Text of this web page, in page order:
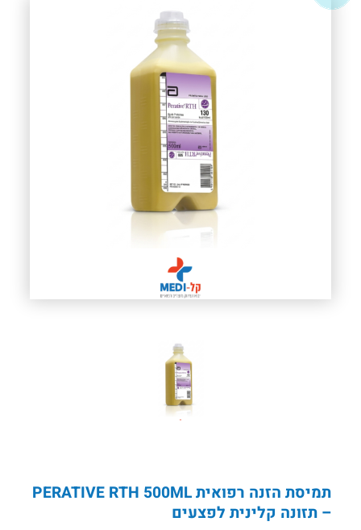
תמיסת הזנה רפואית PERATIVE RTH 500ML
– תזונה קלינית לפצעים